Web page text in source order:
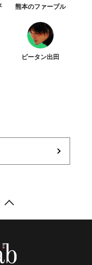
熊本のファーブル
ピータン出田